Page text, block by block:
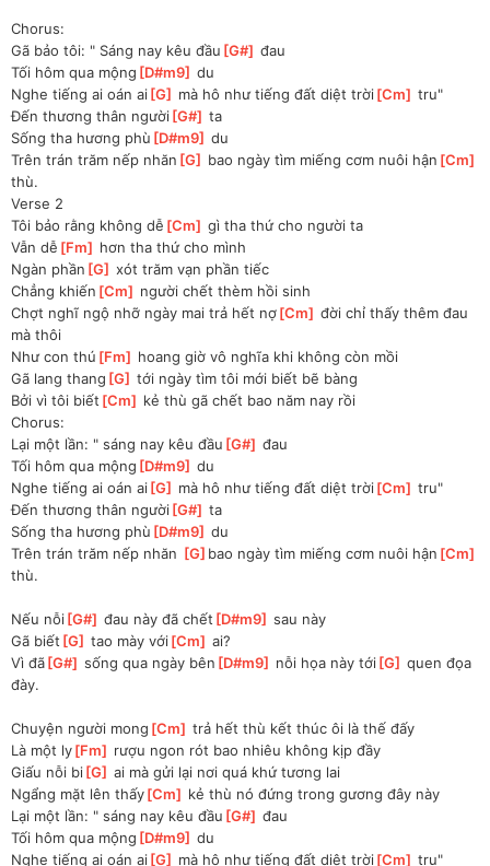
Chorus:
Gã bảo tôi: " Sáng nay kêu đầu [G# ] đau
Tối hôm qua mộng [D#m9 ] du
Nghe tiếng ai oán ai[G mà hô như tiếng đất diệt trời[Cm ] tru"
Đến thương thân người[G# ] ta
Sống tha hương phù [D#m9 ] du
Trên trán trăm nếp nhăn [G bao ngày tìm miếng cơm nuôi hận [Cm
thù.
Verse 2
Tôi bảo rằng không dễ [Cm ] gì tha thứ cho người ta
Vẫn dễ [Fm
hơn tha thứ cho mình
Ngàn phần [G ] xót trăm vạn phần tiếc
Chẳng khiến [Cm
người chết thèm hồi sinh
Chợt nghĩ ngộ nhỡ ngày mai trả hết nợ[Cm ] đời chỉ thấy thêm đau
mà thôi
Như con thú [Fm
hoang giờ vô nghĩa khi không còn mồi
Gã lang thang [G ] tới ngày tìm tôi mới biết bẽ bàng
Bởi vì tôi biết [Cm
kẻ thù gã chết bao năm nay rồi
Chorus:
Lại một lần: " sáng nay kêu đầu [G# ] đau
Tối hôm qua mộng [D#m9 ] du
Nghe tiếng ai oán ai[G mà hô như tiếng đất diệt trời[Cm ] tru"
Đến thương thân người[G# ] ta
Sống tha hương phù [D#m9 ] du
Trên trán trăm nếp nhăn [G ]bao ngày tìm miếng cơm nuôi hận [Cm
thù.
Nếu nỗi[G# ] đau này đã chết [D#m9 ] sau này
Gã biết [G ] tao mày với[Cm ] ai?
Vì đã[G# ] sống qua ngày bên [D#m9 nỗi họa này tới[G ] quen đọa
đày.
Chuyện người mong [Cm ] trả hết thù kết thúc ôi là thế đấy
Là một ly[Fm
rượu ngon rót bao nhiêu không kịp đầy
Giấu nỗi bi[G ] ai mà gửi lại nơi quá khứ tương lai
Ngẩng mặt lên thấy[Cm
kẻ thù nó đứng trong gương đây này
Lại một lần: " sáng nay kêu đầu [G# ] đau
Tối hôm qua mộng [D#m9 ] du
Nghe tiếng ai oán ai[G mà hô như tiếng đất diệt trời[Cm ] tru"